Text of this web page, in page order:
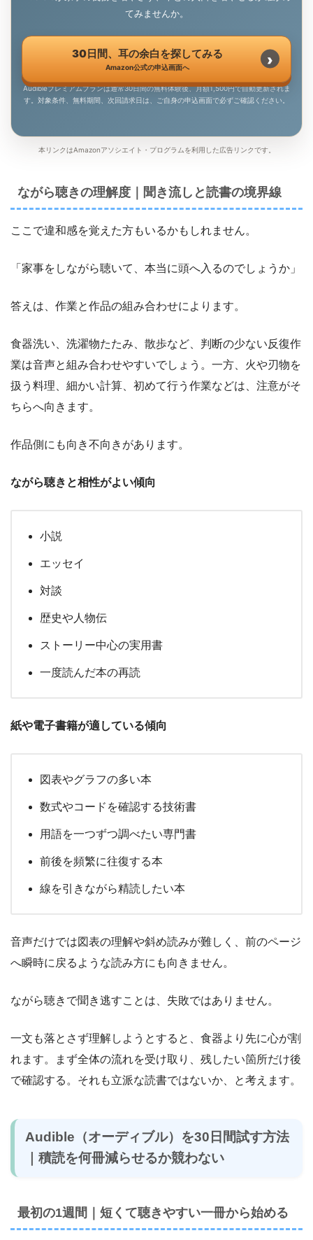
てみませんか。
30日間、耳の余白を探してみる
Amazon公式の申込画面へ
Audibleプレミアムプランは通常30日間の無料体験後、月額1,500円で自動更新されま
す。対象条件、無料期間、次回請求日は、ご自身の申込画面で必ずご確認ください。
本リンクはAmazonアソシエイト・プログラムを利用した広告リンクです。
ながら聴きの理解度｜聞き流しと読書の境界線
ここで違和感を覚えた方もいるかもしれません。
「家事をしながら聴いて、本当に頭へ入るのでしょうか」
答えは、作業と作品の組み合わせによります。
食器洗い、洗濯物たたみ、散歩など、判断の少ない反復作
業は音声と組み合わせやすいでしょう。一方、火や刃物を
扱う料理、細かい計算、初めて行う作業などは、注意がそ
ちらへ向きます。
作品側にも向き不向きがあります。
ながら聴きと相性がよい傾向
小説
エッセイ
対談
歴史や人物伝
ストーリー中心の実用書
一度読んだ本の再読
紙や電子書籍が適している傾向
図表やグラフの多い本
数式やコードを確認する技術書
用語を一つずつ調べたい専門書
前後を頻繁に往復する本
線を引きながら精読したい本
音声だけでは図表の理解や斜め読みが難しく、前のページ
へ瞬時に戻るような読み方にも向きません。
ながら聴きで聞き逃すことは、失敗ではありません。
一文も落とさず理解しようとすると、食器より先に心が割
れます。まず全体の流れを受け取り、残したい箇所だけ後
で確認する。それも立派な読書ではないか、と考えます。
Audible（オーディブル）を30日間試す方法
｜積読を何冊減らせるか競わない
最初の1週間｜短くて聴きやすい一冊から始める